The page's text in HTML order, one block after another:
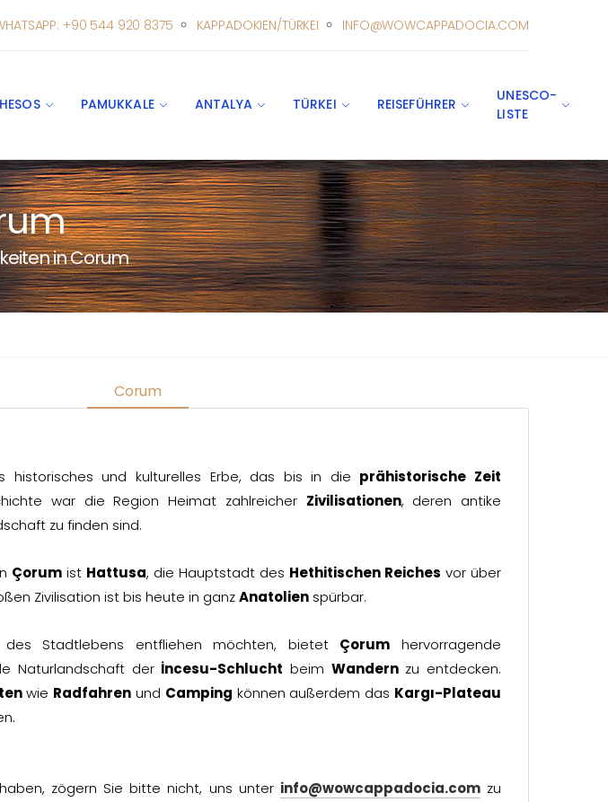
+90 544 920 8375 KAPPADOKIEN/TÜRKEI INFO@WOWCAPPADOCIA.COM
PAMUKKALE ANTALYA TÜRKEI REISEFÜHRER
UNESCO-
LISTE
in Corum
Corum
historisches und kulturelles Erbe, das bis in die prähistorische Zeit
war die Region Heimat zahlreicher Zivilisationen, deren antike
zu finden sind.
Çorum ist Hattusa, die Hauptstadt des Hethitischen Reiches vor über
Zivilisation ist bis heute in ganzAnatolien spürbar.
Stadtlebens entfliehen möchten, bietet Çorum hervorragende
Naturlandschaft der İncesu-Schlucht beim Wandernzu entdecken.
wie Radfahren und Camping können außerdem das Kargı-Plateau
zögern Sie bitte nicht, uns unter info@wowcappadocia.comzu